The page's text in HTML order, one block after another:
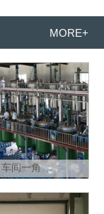
MORE+
车间一角